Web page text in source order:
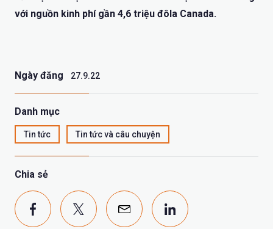
với nguồn kinh phí gần 4,6 triệu đôla Canada.
Ngày đăng 27.9.22
Danh mục
Tin tức Tin tức và câu chuyện
Chia sẻ